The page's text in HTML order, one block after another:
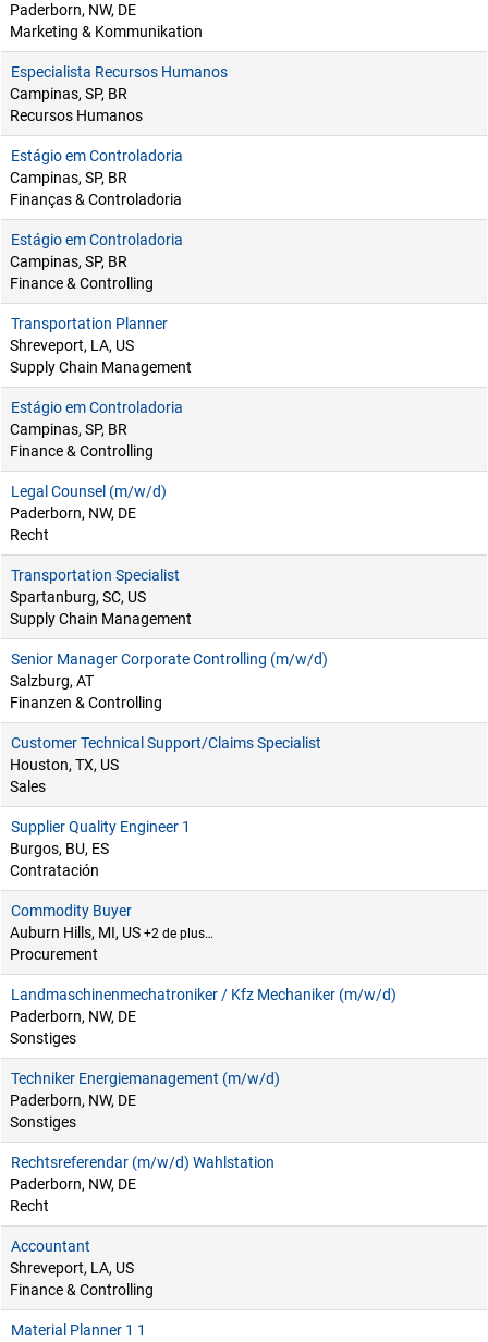
Paderborn, NW, DE
Marketing & Kommunikation
Especialista Recursos Humanos
Campinas, SP, BR
Recursos Humanos
Estágio em Controladoria
Campinas, SP, BR
Finanças & Controladoria
Estágio em Controladoria
Campinas, SP, BR
Finance & Controlling
Transportation Planner
Shreveport, LA, US
Supply Chain Management
Estágio em Controladoria
Campinas, SP, BR
Finance & Controlling
Legal Counsel (m/w/d)
Paderborn, NW, DE
Recht
Transportation Specialist
Spartanburg, SC, US
Supply Chain Management
Senior Manager Corporate Controlling (m/w/d)
Salzburg, AT
Finanzen & Controlling
Customer Technical Support/Claims Specialist
Houston, TX, US
Sales
Supplier Quality Engineer 1
Burgos, BU, ES
Contratación
Commodity Buyer
Auburn Hills, MI, US +2 de plus…
Procurement
Landmaschinenmechatroniker / Kfz Mechaniker (m/w/d)
Paderborn, NW, DE
Sonstiges
Techniker Energiemanagement (m/w/d)
Paderborn, NW, DE
Sonstiges
Rechtsreferendar (m/w/d) Wahlstation
Paderborn, NW, DE
Recht
Accountant
Shreveport, LA, US
Finance & Controlling
Material Planner 1 1